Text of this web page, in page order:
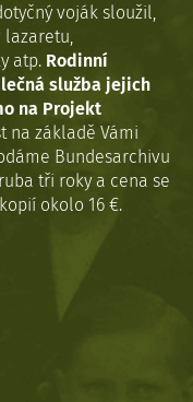
voják sloužil,
lazaretu,
atp. Rodinní
služba jejich
na Projekt
na základě Vámi
Bundesarchivu
tři roky a cena se
okolo 16 €.